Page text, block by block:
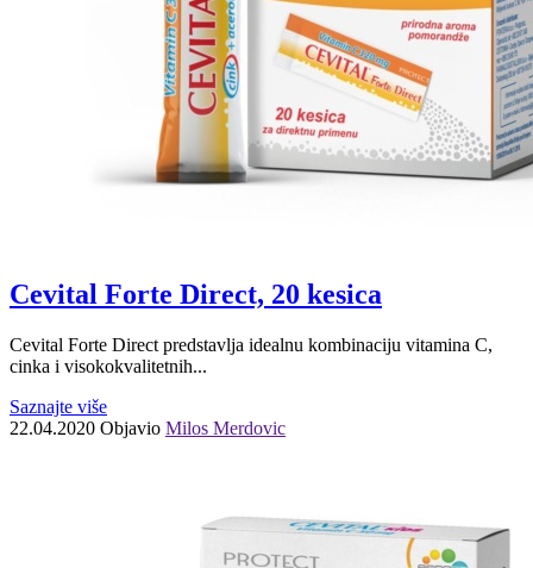
Cevital Forte Direct, 20 kesica
Cevital Forte Direct predstavlja idealnu kombinaciju vitamina C,
cinka i visokokvalitetnih...
Saznajte više
22.04.2020 Objavio Milos Merdovic